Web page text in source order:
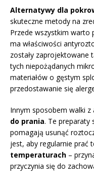
Alternatywy dla
skuteczne metody na
Przede wszystkim warto
ma właściwości
zostały zaprojektowane
tych niepożądanych
materiałów o gęstym
przedostawanie się
Innym sposobem walki z
do prania. Te preparaty
pomagają usunąć
jest, aby regularnie prać
temperaturach –
przyczynia się do